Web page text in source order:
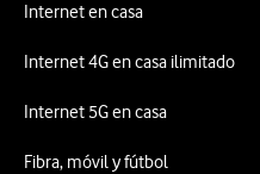
Internet en casa
Internet 4G en casa ilimitado
Internet 5G en casa
Fibra, móvil y fútbol